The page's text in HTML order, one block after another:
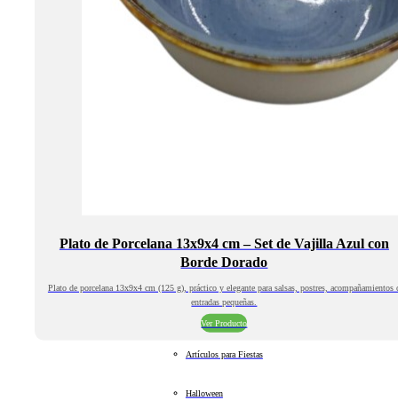
Plato de Porcelana 13x9x4 cm – Set de Vajilla Azul con
Borde Dorado
Plato de porcelana 13x9x4 cm (125 g), práctico y elegante para salsas, postres, acompañamientos
entradas pequeñas.
Ver Producto
Artículos para Fiestas
Halloween